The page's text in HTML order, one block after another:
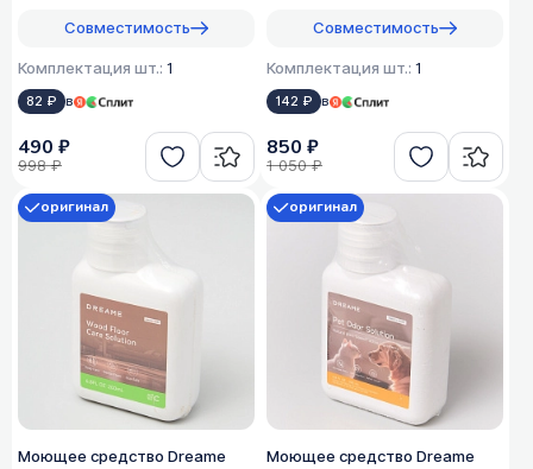
Совместимость
Комплектация шт.: 1
82 ₽ в
490 ₽
998 ₽
Совместимость
Комплектация шт.: 1
142 ₽ в
850 ₽
1 050 ₽
Моющее средство Dreame
оригинал
Моющее средство Dreame
оригинал